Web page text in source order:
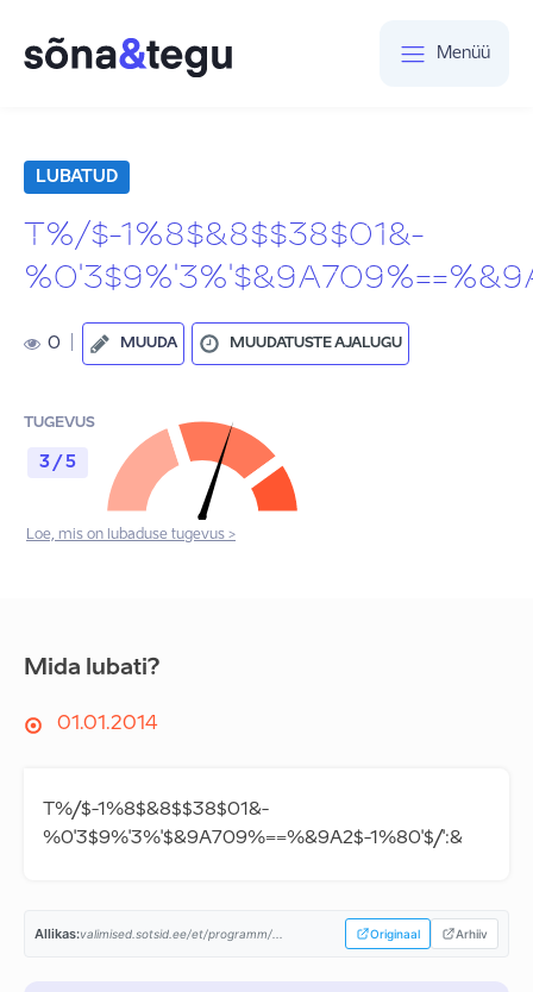
Menüü
LUBATUD
T%/$-1%8$&8$$38$01&-
0 MUUDA MUUDATUSTE AJALUGU
TUGEVUS
3 / 5
Loe, mis on lubaduse tugevus >
Mida lubati?
01.01.2014
T%/$-1%8$&8$$38$01&-
%0'3$9%'3%'$&9A709%==%&9A2$-1%80'$/':&
Allikas:valimised.sotsid.ee/et/programm/... Originaal Arhiiv